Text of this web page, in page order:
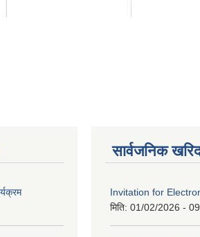
सार्वजनिक
Invitation for
मिति: 01/02/2026 -